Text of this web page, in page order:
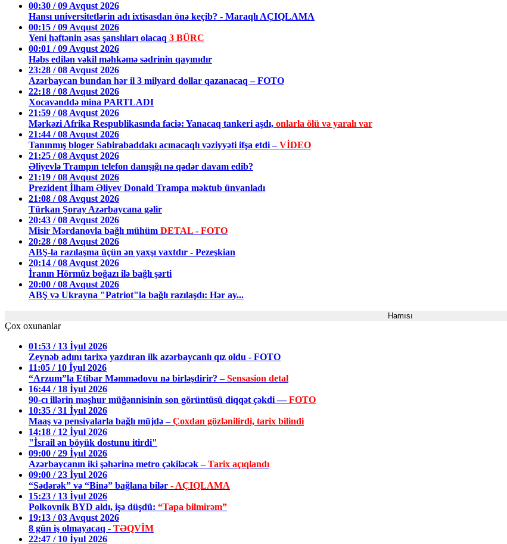
00:30 / 09 Avqust 2026
Hansı universitetlərin adı ixtisasdan önə keçib? - Maraqlı AÇIQLAMA
00:15 / 09 Avqust 2026
Yeni həftənin əsas şanslıları olacaq 3 BÜRC
00:01 / 09 Avqust 2026
Həbs edilən vəkil məhkəmə sədrinin qayınıdır
23:28 / 08 Avqust 2026
Azərbaycan bundan hər il 3 milyard dollar qazanacaq – FOTO
22:18 / 08 Avqust 2026
Xocavənddə mina PARTLADI
21:59 / 08 Avqust 2026
Mərkəzi Afrika Respublikasında faciə: Yanacaq tankeri aşdı, onlarla ölü və yaralı var
21:44 / 08 Avqust 2026
Tanınmış bloger Sabirabaddakı acınacaqlı vəziyyəti ifşa etdi –VİDEO
21:25 / 08 Avqust 2026
Əliyevlə Trampın telefon danışığı nə qədər davam edib?
21:19 / 08 Avqust 2026
Prezident İlham Əliyev Donald Trampa məktub ünvanladı
21:08 / 08 Avqust 2026
Türkan Şoray Azərbaycana gəlir
20:43 / 08 Avqust 2026
Misir Mərdanovla bağlı mühüm DETAL - FOTO
20:28 / 08 Avqust 2026
ABŞ-la razılaşma üçün ən yaxşı vaxtdır - Pezeşkian
20:14 / 08 Avqust 2026
İranın Hörmüz boğazı ilə bağlı şərti
20:00 / 08 Avqust 2026
ABŞ və Ukrayna "Patriot"la bağlı razılaşdı: Hər ay...
Hamısı
Çox oxunanlar
01:53 / 13 İyul 2026
Zeynəb adını tarixə yazdıran ilk azərbaycanlı qız oldu - FOTO
11:05 / 10 İyul 2026
“Arzum”la Etibar Məmmədovu nə birləşdirir?– Sensasion detal
16:44 / 18 İyul 2026
90-cı illərin məşhur müğənnisinin son görüntüsü diqqət çəkdi —FOTO
10:35 / 31 İyul 2026
Maaş və pensiyalarla bağlı müjdə –Çoxdan gözlənilirdi, tarix bilindi
14:18 / 12 İyul 2026
"İsrail ən böyük dostunu itirdi"
09:00 / 29 İyul 2026
Azərbaycanın iki şəhərinə metro çəkiləcək –Tarix açıqlandı
09:00 / 23 İyul 2026
“Sədərək” və “Binə” bağlana bilər - AÇIQLAMA
15:23 / 13 İyul 2026
Polkovnik BYD aldı, işə düşdü: “Tapa bilmirəm”
19:13 / 03 Avqust 2026
8 gün iş olmayacaq - TƏQVİM
22:47 / 10 İyul 2026